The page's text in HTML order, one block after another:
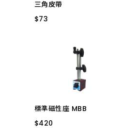
到低
三角皮帶
$73
$73
標準磁性座 MBB
$420
$420